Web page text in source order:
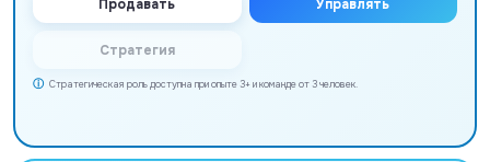
Продавать Управлять
Стратегия
Стратегическая роль доступна при опыте 3+ и команде от 3 человек.